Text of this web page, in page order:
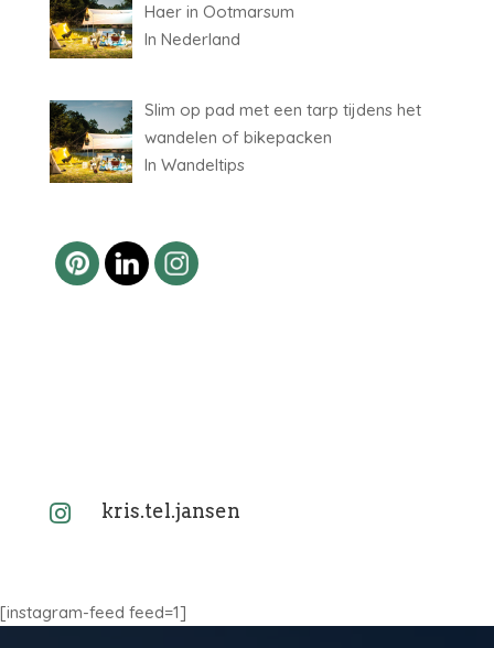
Haer in Ootmarsum
In Nederland
Slim op pad met een tarp tijdens het
wandelen of bikepacken
In Wandeltips
 kris.tel.jansen
[instagram-feed feed=1]